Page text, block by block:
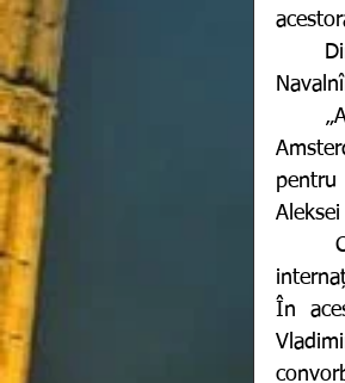
	Concomitent cu apelurile de pace ale oamenilor de rând, liderii
În